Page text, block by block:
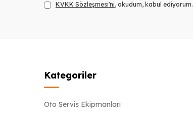
KVKK Sözleşmesi'ni, okudum, kabul ediyorum.
Kategoriler
Oto Servis Ekipmanları